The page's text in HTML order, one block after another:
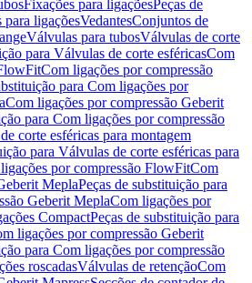
Fixações para ligaçõesPeças de
para ligaçõesVedantesConjuntos de
Válvulas para tubosVálvulas de corte
para Válvulas de corte esféricasCom
Com ligações por compressão
para Com ligações por
Com ligações por compressão Geberit
para Com ligações por compressão
corte esféricas para montagem
para Válvulas de corte esféricas para
por compressão FlowFitCom
MeplaPeças de substituição para
Geberit MeplaCom ligações por
CompactPeças de substituição para
ligações por compressão Geberit
para Com ligações por compressão
roscadasVálvulas de retençãoCom